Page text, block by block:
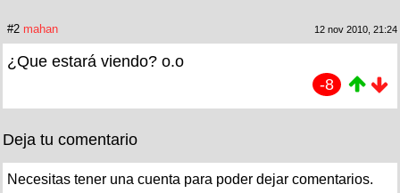
#2 mahan 12 nov 2010, 21:24
¿Que estará viendo? o.o
-8
Deja tu comentario
Necesitas tener una cuenta para poder dejar comentarios.